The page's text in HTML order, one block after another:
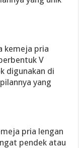
kemeja pria
V
digunakan di
yang
pria lengan
pendek atau